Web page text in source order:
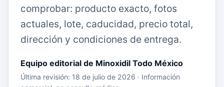
comprobar: producto exacto, fotos
actuales, lote, caducidad, precio total,
dirección y condiciones de entrega.
Equipo editorial de Minoxidil Todo México
Última revisión: 18 de julio de 2026 · Información